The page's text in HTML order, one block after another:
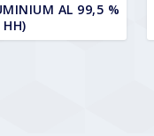
AL 99,5 %
HH)